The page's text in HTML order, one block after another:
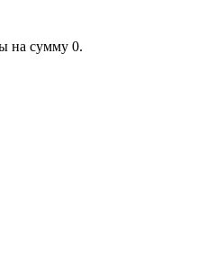
на сумму 0.